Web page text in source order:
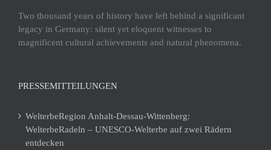
Two thousand years of history have left behind a significant
legacy in Germany: silent yet eloquent witnesses to
magnificent cultural achievements and natural phenomena.
PRESSEMITTEILUNGEN
WelterbeRegion Anhalt-Dessau-Wittenberg:
WelterbeRadeln – UNESCO-Welterbe auf zwei Rädern
entdecken